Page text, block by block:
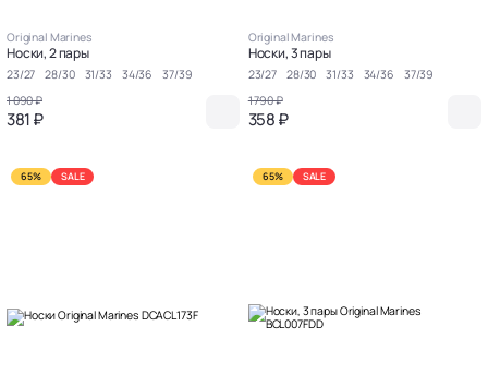
Original Marines
Носки, 2 пары
23/27 28/30 31/33 34/36
37/39
1 090 ₽
381 ₽
Original Marines
Носки, 3 пары
23/27 28/30 31/33 34/36
37/39
1 790 ₽
358 ₽
65% SALE 65% SALE